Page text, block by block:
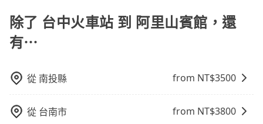
價格可能跟其他車隊相差無幾，但是如果只需要短時數
或者單程專車服務者，敢大聲說我們價格絕對最划算。
網站上可直接挑選小轎車、休旅車、或九人座箱型車，
地區、價位、人數、特殊需求來搜尋適合的旅店與房
型，更重要的是通常價格是官網的6~8折，如果又有加入
會員或者使用特定的信用卡，還可以累積點數做現金回
有Booking.com、Agoda.com、Hotels.com、
Expedia.com、Trip.com等。正常來說，線上刷卡付款
完後預定就完成，事先不用電話確認空房，事後也不用
告知付款完畢，一切都能在網路上操作。但有些較冷門
除了 台中火車站 到 阿里山賓館，還
有⋯
從 南投縣 from NT$3500
從 台南市 from NT$3800